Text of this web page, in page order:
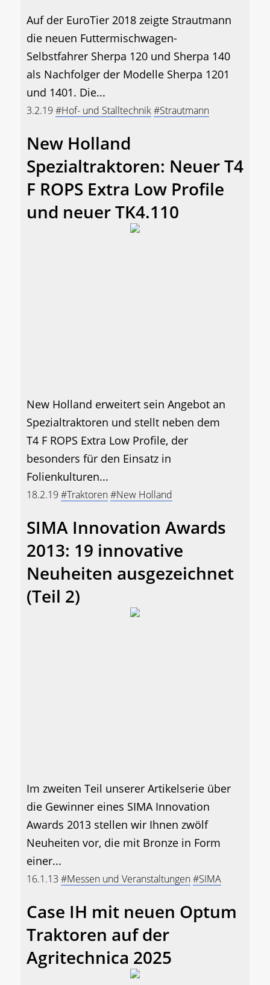
Auf der EuroTier 2018 zeigte Strautmann
die neuen Futtermischwagen-
Selbstfahrer Sherpa 120 und Sherpa 140
als Nachfolger der Modelle Sherpa 1201
und 1401. Die...
3.2.19 #Hof- und Stalltechnik#Strautmann
New Holland
Spezialtraktoren: Neuer T4
F ROPS Extra Low Profile
und neuer TK4.110
New Holland erweitert sein Angebot an
Spezialtraktoren und stellt neben dem
T4 F ROPS Extra Low Profile, der
besonders für den Einsatz in
Folienkulturen...
18.2.19 #Traktoren#New Holland
SIMA Innovation Awards
2013: 19 innovative
Neuheiten ausgezeichnet
(Teil 2)
Im zweiten Teil unserer Artikelserie über
die Gewinner eines SIMA Innovation
Awards 2013 stellen wir Ihnen zwölf
Neuheiten vor, die mit Bronze in Form
einer...
16.1.13 #Messen und Veranstaltungen#SIMA
Case IH mit neuen Optum
Traktoren auf der
Agritechnica 2025